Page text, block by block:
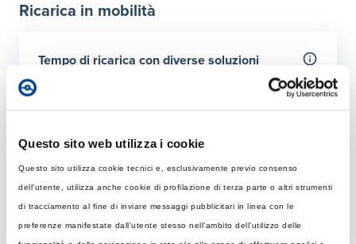
Questo sito web utilizza i cookie
Questo sito utilizza cookie tecnici e, esclusivamente previo consenso
dell’utente, utilizza anche cookie di profilazione di terza parte o altri strumenti
di tracciamento al fine di inviare messaggi pubblicitari in linea con le
preferenze manifestate dall’utente stesso nell’ambito dell’utilizzo delle
2 ora:30 km
Ricarica in mobilità
Tempo di ricarica con diverse soluzioni
Tempo di ricarica con 22 kW
Rapida: tempo necessario per ricaricare 50 km
Elemento 1:27 minuti
Ultraveloce
Colonnina DC 150 kW